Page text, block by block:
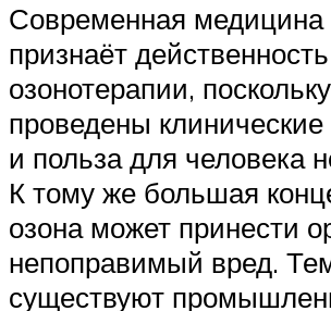
Современная медицина
признаёт действенность
озонотерапии,
проведены
и польза для человека
К тому же большая
озона может принести
непоправимый вред.
существуют